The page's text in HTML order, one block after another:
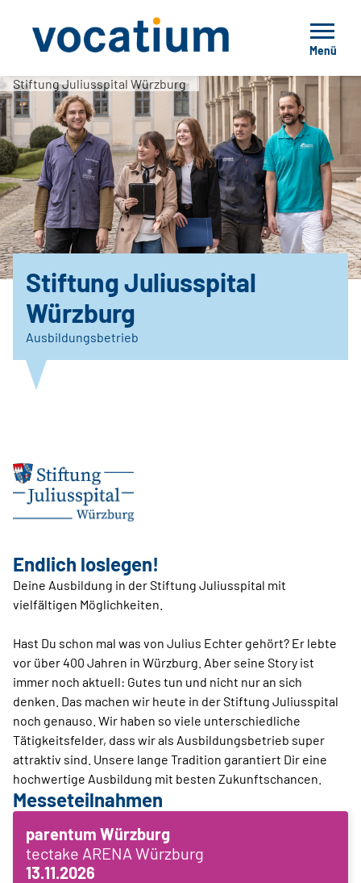
Menü
Stiftung Juliusspital Würzburg
Stiftung Juliusspital
Würzburg
Ausbildungsbetrieb
Endlich loslegen!
Deine Ausbildung in der Stiftung Juliusspital mit
vielfältigen Möglichkeiten.
Hast Du schon mal was von Julius Echter gehört? Er lebte
vor über 400 Jahren in Würzburg. Aber seine Story ist
immer noch aktuell: Gutes tun und nicht nur an sich
denken. Das machen wir heute in der Stiftung Juliusspital
noch genauso. Wir haben so viele unterschiedliche
Tätigkeitsfelder, dass wir als Ausbildungsbetrieb super
attraktiv sind. Unsere lange Tradition garantiert Dir eine
hochwertige Ausbildung mit besten Zukunftschancen.
Messeteilnahmen
parentum Würzburg
tectake ARENA Würzburg
13.11.2026